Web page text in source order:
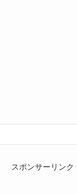
スポンサーリンク